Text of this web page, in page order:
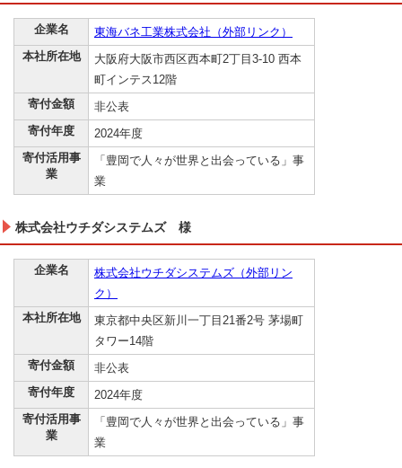
企業名
東海バネ工業株式会社（外部リンク）
本社所在地
大阪府大阪市西区西本町2丁目3-10 西本
町インテス12階
寄付金額
非公表
寄付年度
2024年度
寄付活用事
業
「豊岡で人々が世界と出会っている」事
業
株式会社ウチダシステムズ 様
企業名
株式会社ウチダシステムズ（外部リン
ク）
本社所在地
東京都中央区新川一丁目21番2号 茅場町
タワー14階
寄付金額
非公表
寄付年度
2024年度
寄付活用事
業
「豊岡で人々が世界と出会っている」事
業